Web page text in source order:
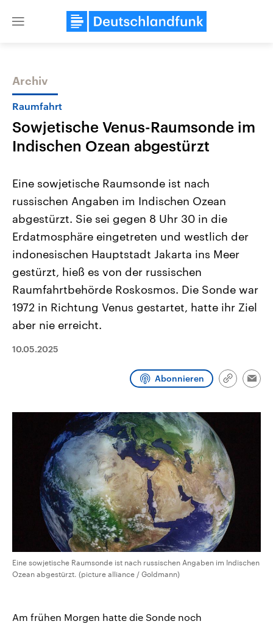
Close
Themen
Landtagswahl Sachsen-Anhalt
2026
Alle Informationen
Sachsen-Anhalt wählt am 6.
September 2026 einen neuen
Landtag. Seit 2021 wird das
Bundesland von einer Koalition aus
CDU, SPD und FDP regiert.-
Umfragen, Prognosen,
Wahlprogramme, aktuelle Berichte
und Hintergründe zu den Parteien
und Kandidaten der anstehenden
Wahl.
USA
Aktuelle Beiträge,
Hintergründe
Wirtschaftlich und
gehören die Vereinigten
den mächtigsten Ländern
mit großem Einfluss auf
Sendungen Programm Podcasts
Archiv
Raumfahrt
Sowjetische Venus-Raumsonde im
Indischen Ozean abgestürzt
Eine sowjetische Raumsonde ist nach
russischen Angaben im Indischen Ozean
abgestürzt. Sie sei gegen 8 Uhr 30 in die
Erdatmosphäre eingetreten und westlich der
indonesischen Hauptstadt Jakarta ins Meer
gestürzt, hieß es von der russischen
Raumfahrtbehörde Roskosmos. Die Sonde war
1972 in Richtung Venus gestartet, hatte ihr Ziel
aber nie erreicht.
10.05.2025
Abonnieren
Link
Eine sowjetische Raumsonde ist nach russischen Angaben im Indischen
Ozean abgestürzt. (picture alliance / Goldmann)
Am frühen Morgen hatte die Sonde noch